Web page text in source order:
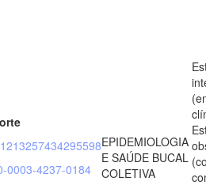
0003-4237-0184
EPIDEMIOLOGIA
E SAÚDE BUCAL
COLETIVA